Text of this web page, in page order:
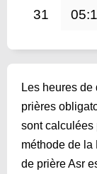
31
Les heures
prières
sont calculées
méthode de
de prière Asr